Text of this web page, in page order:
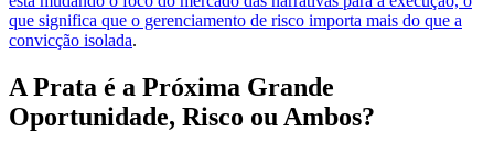
que significa que o gerenciamento de risco importa mais do que a
convicção isolada.
A Prata é a Próxima Grande
Oportunidade, Risco ou Ambos?